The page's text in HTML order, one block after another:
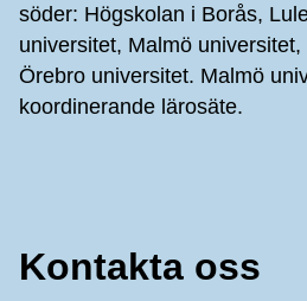
söder: Högskolan i Borås,
universitet, Malmö
Örebro universitet. Malmö
koordinerande lärosäte.
Kontakta oss